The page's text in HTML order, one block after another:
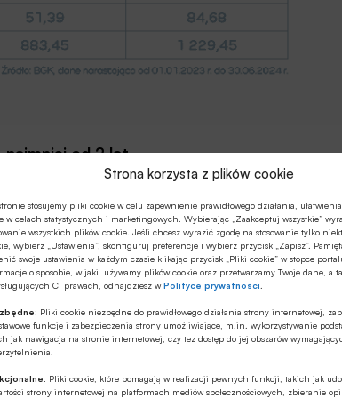
Strona korzysta z plików cookie
stosujemy pliki cookie w celu zapewnienie prawidłowego działania,
w celach statystycznych i marketingowych. Wybierając „Zaakceptuj wszystkie”
wszystkich plików cookie. Jeśli chcesz wyrazić zgodę na stosowanie tylko
wybierz „Ustawienia”, skonfiguruj preferencje i wybierz przycisk „Zapisz”.
swoje ustawienia w każdym czasie klikając przycisk „Pliki cookie” w stopce
o sposobie, w jaki używamy plików cookie oraz przetwarzamy Twoje dane, a
Ci prawach, odnajdziesz wPolityce prywatności
Pliki cookie niezbędne do prawidłowego działania strony internetowej,
funkcje i zabezpieczenia strony umożliwiające, m.in. wykorzystywanie
jak nawigacja na stronie internetowej, czy tez dostęp do jej obszarów
Pliki cookie, które pomagają w realizacji pewnych funkcji, takich jak
strony internetowej na platformach mediów społecznościowych, zbieranie
najmniej od 2 lat
5,3 tys. przedsiębiorstw. Są to przede
firm korzystających z gwarancji de minimis.
nie jest to liczba imponująca. Zachęcamy